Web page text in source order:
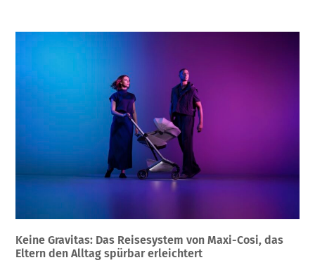
Keine Gravitas: Das Reisesystem von Maxi-Cosi, das
Eltern den Alltag spürbar erleichtert